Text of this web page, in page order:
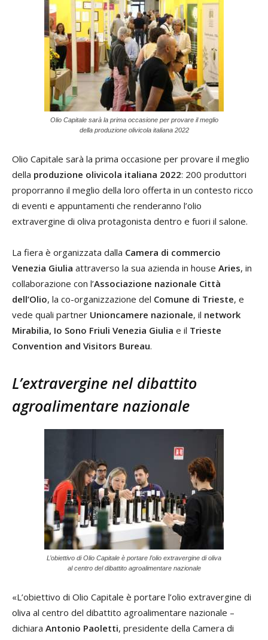
Olio Capitale sarà la prima occasione per provare il meglio
della produzione olivicola italiana 2022
Olio Capitale sarà la prima occasione per provare il meglio
della produzione olivicola italiana 2022: 200 produttori
proporranno il meglio della loro offerta in un contesto ricco
di eventi e appuntamenti che renderanno l’olio
extravergine di oliva protagonista dentro e fuori il salone.
La fiera è organizzata dalla Camera di commercio
Venezia Giulia attraverso la sua azienda in house Aries, in
collaborazione con l’Associazione nazionale Città
dell’Olio, la co-organizzazione del Comune di Trieste, e
vede quali partner Unioncamere nazionale, il network
Mirabilia, Io Sono Friuli Venezia Giulia e il Trieste
Convention and Visitors Bureau.
L’extravergine nel dibattito
agroalimentare nazionale
L’obiettivo di Olio Capitale è portare l’olio extravergine di oliva
al centro del dibattito agroalimentare nazionale
«L’obiettivo di Olio Capitale è portare l’olio extravergine di
oliva al centro del dibattito agroalimentare nazionale –
dichiara Antonio Paoletti, presidente della Camera di